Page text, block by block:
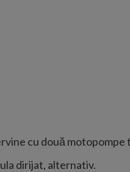
cu două motopompe
dirijat, alternativ.